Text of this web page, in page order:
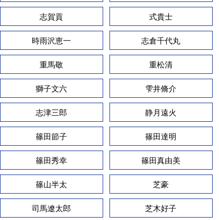
志賀貢 式貴士
時雨沢恵一 志倉千代丸
重馬敬 重松清
獅子文六 雫井脩介
志津三郎 静月遠火
篠田節子 篠田達明
篠田秀幸 篠田真由美
篠山半太 芝豪
司馬遼太郎 芝木好子